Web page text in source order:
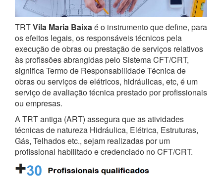
TRTVila Maria Baixaé o instrumento que define, para
os efeitos legais, os responsáveis técnicos pela
execução de obras ou prestação de serviços relativos
às profissões abrangidas pelo Sistema CFT/CRT,
significa Termo de Responsabilidade Técnica de
obras ou serviços de elétricos, hidráulicas, etc, é um
serviço de avaliação técnica prestado por profissionais
ou empresas.
A TRT antiga (ART) assegura que as atividades
técnicas de natureza Hidráulica, Elétrica, Estruturas,
Gás, Telhados etc., sejam realizadas por um
profissional habilitado e credenciado no CFT/CRT.